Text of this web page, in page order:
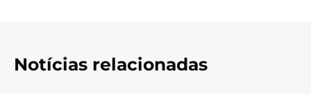
Notícias relacionadas